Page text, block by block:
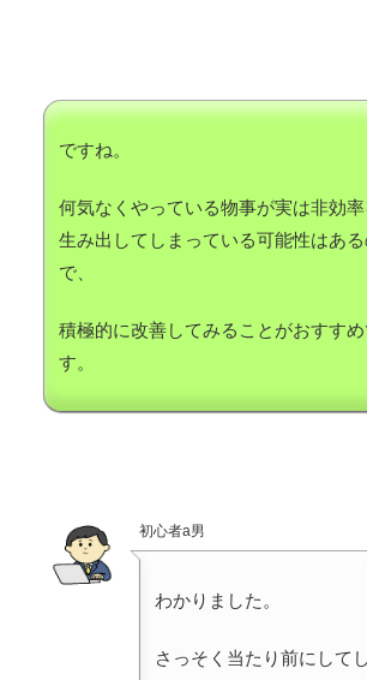
ですね。
何気なくやっている物事が実は非効率
生み出してしまっている可能性はあ
で、
積極的に改善してみることがおすす
す。
初心者a男
わかりました。
さっそく当たり前にして